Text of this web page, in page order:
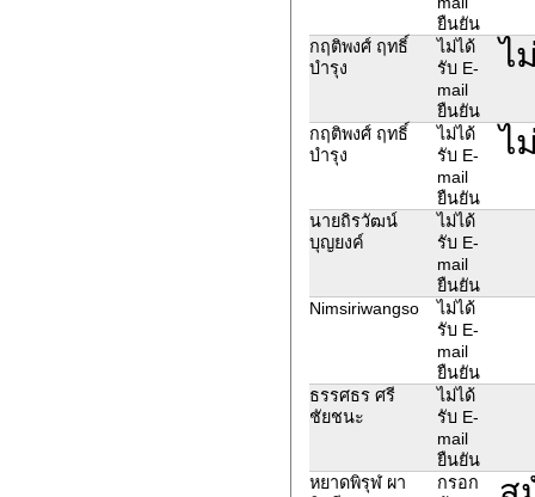
ยืนยัน
กฤติพงศ์ ฤทธิ์
บำรุง
ไม่ได้
รับ E-
mail
ยืนยัน
ไ
กฤติพงศ์ ฤทธิ์
บำรุง
ไม่ได้
รับ E-
mail
ยืนยัน
ไ
นายถิรวัฒน์
บุญยงค์
ไม่ได้
รับ E-
mail
ยืนยัน
Nimsiriwangso
ไม่ได้
รับ E-
mail
ยืนยัน
ธรรศธร ศรี
ชัยชนะ
ไม่ได้
รับ E-
mail
ยืนยัน
หยาดพิรุฬ ผา
กรอก